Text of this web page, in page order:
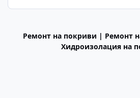
Ремонт на покриви | Ремонт
Хидроизолация на